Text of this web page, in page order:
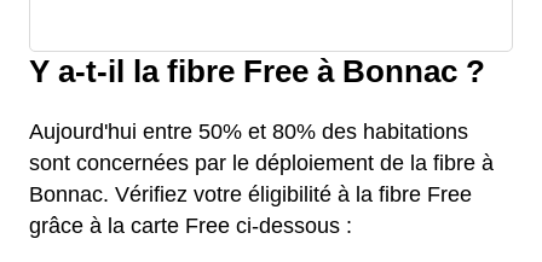
Y a-t-il la fibre Free à Bonnac ?
Aujourd'hui entre 50% et 80% des habitations
sont concernées par le déploiement de la fibre à
Bonnac. Vérifiez votre éligibilité à la fibre Free
grâce à la carte Free ci-dessous :